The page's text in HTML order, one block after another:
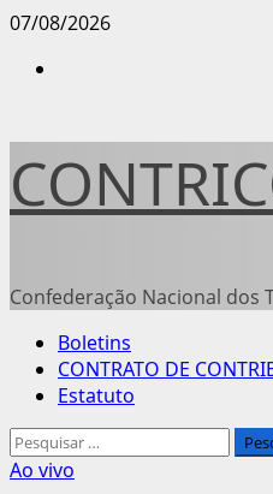
Avançar
07/08/2026
Confederação Nacional
Menu
principal
Boletins
CONTRATO DE
Estatuto
Pesquisar
por:
Ao vivo